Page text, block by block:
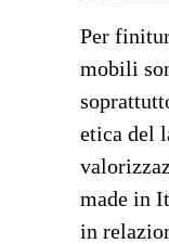
Per
mobili
etica del
made in
in